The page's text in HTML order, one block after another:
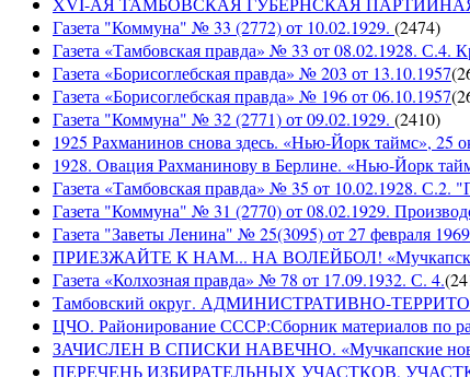
Газета "Коммуна" № 33 (2772) от 10.02.1929. (2474)
Газета «Тамбовская правда» № 33 от 08.02.1928. С.4.
Газета «Борисоглебская правда» № 203 от 13.10.1957(
Газета «Борисоглебская правда» № 196 от 06.10.1957(
Газета "Коммуна" № 32 (2771) от 09.02.1929. (2410)
1925 Рахманинов снова здесь. «Нью-Йорк таймс», 25
1928. Овация Рахманинову в Берлине. «Нью-Йорк
Газета «Тамбовская правда» № 35 от 10.02.1928. С.2.
Газета "Коммуна" № 31 (2770) от 08.02.1929.
Газета "Заветы Ленина" № 25(3095) от 27 февраля
ПРИЕЗЖАЙТЕ К НАМ... НА ВОЛЕЙБОЛ! «Мучкапские
Газета «Колхозная правда» № 78 от 17.09.1932. С. 4.(
Тамбовский округ. АДМИНИСТРАТИВНО-
ЦЧО. Районирование СССР:Сборник материалов по
ЗАЧИСЛЕН В СПИСКИ НАВЕЧНО. «Мучкапские
ПЕРЕЧЕНЬ ИЗБИРАТЕЛЬНЫХ УЧАСТКОВ,